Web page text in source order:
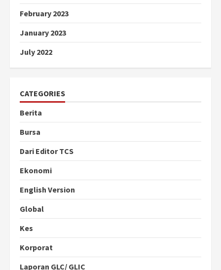
February 2023
January 2023
July 2022
CATEGORIES
Berita
Bursa
Dari Editor TCS
Ekonomi
English Version
Global
Kes
Korporat
Laporan GLC/ GLIC